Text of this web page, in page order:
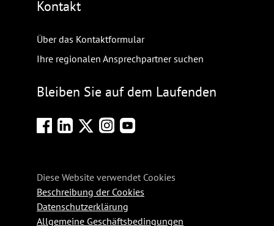
Kontakt
Über das Kontaktformular
Ihre regionalen Ansprechpartner suchen
Bleiben Sie auf dem Laufenden
Diese Website verwendet Cookies
Beschreibung der Cookies
Datenschutzerklärung
Allgemeine Geschäftsbedingungen